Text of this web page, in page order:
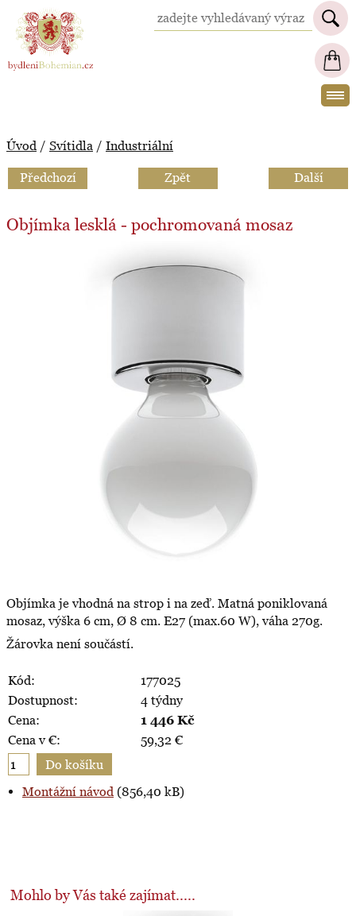
BydleniBohemian.cz
Úvod / Svítidla / Industriální
Předchozí Zpět Další
Objímka lesklá - pochromovaná mosaz
Objímka je vhodná na strop i na zeď. Matná poniklovaná
mosaz, výška 6 cm, Ø 8 cm. E27 (max.60 W), váha 270g.
Žárovka není součástí.
Kód:
177025
Dostupnost:
4 týdny
Cena:
1 446 Kč
Cena v €:
59,32 €
Montážní návod (856,40 kB)
Mohlo by Vás také zajímat.....